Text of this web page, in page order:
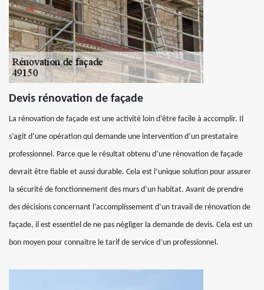
Devis rénovation de façade
La rénovation de façade est une activité loin d’être facile à accomplir. Il
s’agit d’une opération qui demande une intervention d’un prestataire
professionnel. Parce que le résultat obtenu d’une rénovation de façade
devrait être fiable et aussi durable. Cela est l’unique solution pour assurer
la sécurité de fonctionnement des murs d’un habitat. Avant de prendre
des décisions concernant l’accomplissement d’un travail de rénovation de
façade, il est essentiel de ne pas négliger la demande de devis. Cela est un
bon moyen pour connaitre le tarif de service d’un professionnel.